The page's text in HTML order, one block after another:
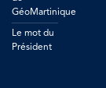
GéoMartinique
Le mot du
Président